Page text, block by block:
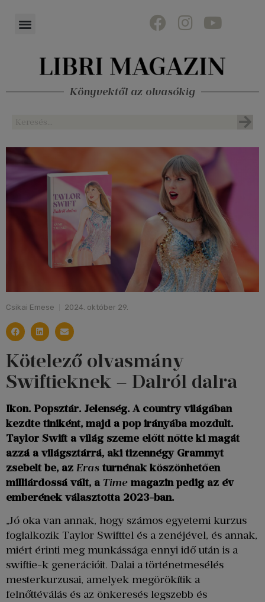
Könyvektől az olvasókig
Csikai Emese 2024. október 29.
Kötelező olvasmány
Swiftieknek – Dalról dalra
Ikon. Popsztár. Jelenség. A country világában
kezdte tiniként, majd a pop irányába mozdult.
Taylor Swift a világ szeme előtt nőtte ki magát
azzá a világsztárrá, aki tizennégy Grammyt
zsebelt be, az Eras turnénak köszönhetően
milliárdossá vált, a Time magazin pedig az év
emberének választotta 2023-ban.
„Jó oka van annak, hogy számos egyetemi kurzus
foglalkozik Taylor Swifttel és a zenéjével, és annak,
miért érinti meg munkássága ennyi idő után is a
swiftie-k generációit. Dalai a történetmesélés
mesterkurzusai, amelyek megörökítik a
felnőttéválás és az önkeresés legszebb és